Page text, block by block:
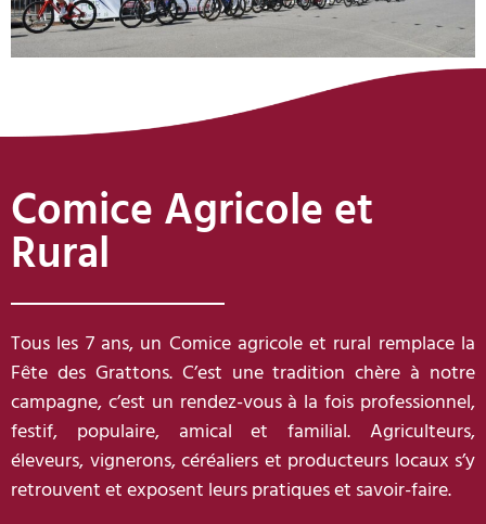
Comice Agricole et
Rural
Tous les 7 ans, un Comice agricole et rural remplace la
Fête des Grattons. C’est une tradition chère à notre
campagne, c’est un rendez-vous à la fois professionnel,
festif, populaire, amical et familial. Agriculteurs,
éleveurs, vignerons, céréaliers et producteurs locaux s’y
retrouvent et exposent leurs pratiques et savoir-faire.